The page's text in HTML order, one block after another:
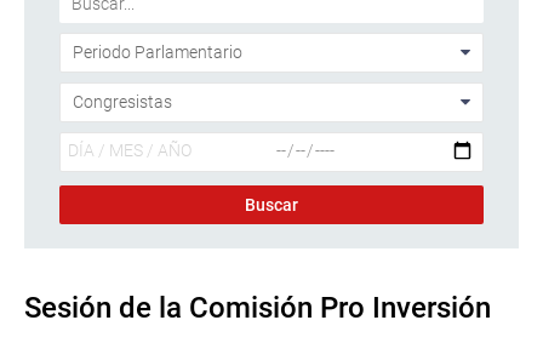
Sesión de la Comisión Pro Inversión